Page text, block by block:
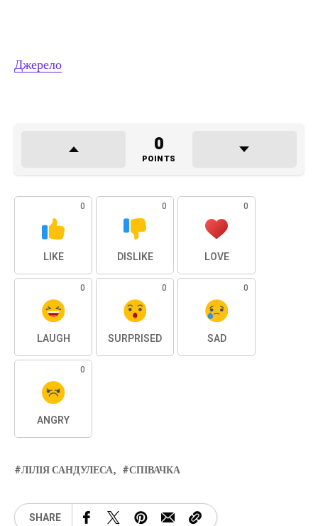
Джерело
0
POINTS
0
LIKE
0
DISLIKE
0
LOVE
0
LAUGH
0
SURPRISED
0
SAD
0
ANGRY
ЛІЛІЯ САНДУЛЕСА СПІВАЧКА
SHARE